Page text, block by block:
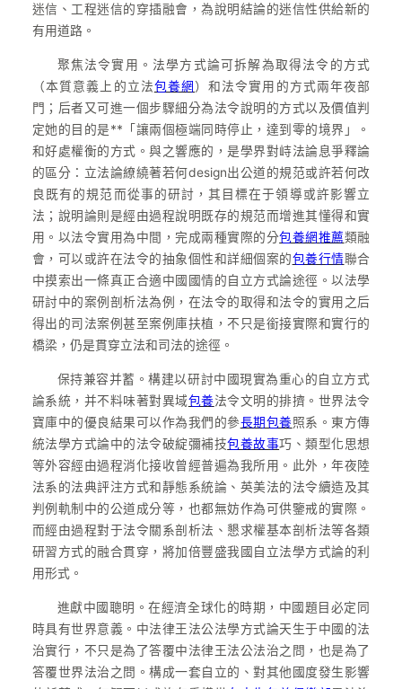
迷信、工程迷信的穿插融會，為說明結論的迷信性供給新的
有用道路。
聚焦法令實用。法學方式論可拆解為取得法令的方式
（本質意義上的立法包養網 ）和法令實用的方式兩年夜部
門；后者又可進一個步驟細分為法令說明的方式以及價值判
定她的目的是**「讓兩個極端同時停止，達到零的境界」。
和好處權衡的方式。與之響應的，是學界對峙法論息爭釋論
的區分：立法論繚繞著若何design出公道的規范或許若何改
良既有的規范而從事的研討，其目標在于領導或許影響立
法；說明論則是經由過程說明既存的規范而增進其懂得和實
用。以法令實用為中間，完成兩種實際的分包養網推薦類融
會，可以或許在法令的抽象個性和詳細個案的包養行情聯合
中摸索出一條真正合適中國國情的自立方式論途徑。以法學
研討中的案例剖析法為例，在法令的取得和法令的實用之后
得出的司法案例甚至案例庫扶植，不只是銜接實際和實行的
橋梁，仍是貫穿立法和司法的途徑。
保持兼容并蓄。構建以研討中國現實為重心的自立方式
論系統，并不料味著對異域包養法令文明的排擠。世界法令
寶庫中的優良結果可以作為我們的參長期包養照系。東方傳
統法學方式論中的法令破綻彌補技包養故事巧、類型化思想
等外容經由過程消化接收曾經普遍為我所用。此外，年夜陸
法系的法典評注方式和靜態系統論、英美法的法令續造及其
判例軌制中的公道成分等，也都無妨作為可供鑒戒的實際。
而經由過程對于法令關系剖析法、懇求權基本剖析法等各類
研習方式的融合貫穿，將加倍豐盛我國自立法學方式論的利
用形式。
進獻中國聰明。在經濟全球化的時期，中國題目必定同
時具有世界意義。中法律王法公法學方式論天生于中國的法
治實行，不只是為了答覆中法律王法公法治之問，也是為了
答覆世界法治之問。構成一套自立的、對其他國度發生影響